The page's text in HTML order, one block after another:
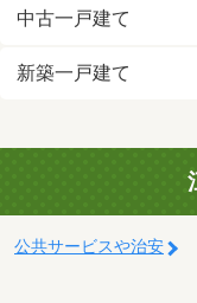
中古一戸建て
新築一戸建て
公共サービスや治安